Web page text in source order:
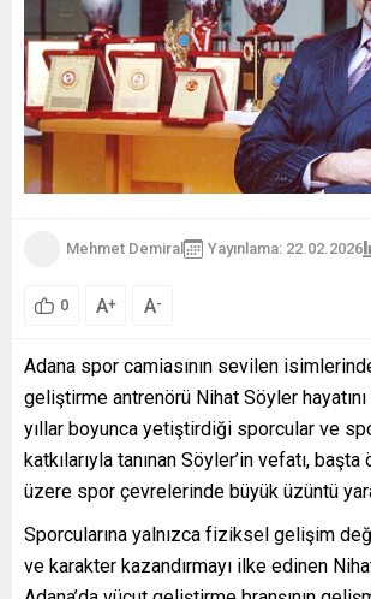
Mehmet Demiral Yayınlama: 22.02.2026
0 A+ A-
Adana spor camiasının sevilen
geliştirme antrenörü Nihat Söyler
yıllar boyunca yetiştirdiği sporcular ve
katkılarıyla tanınan Söyler’in vefatı,
üzere spor çevrelerinde büyük üzüntü
Sporcularına yalnızca fiziksel gelişim
ve karakter kazandırmayı ilke edinen